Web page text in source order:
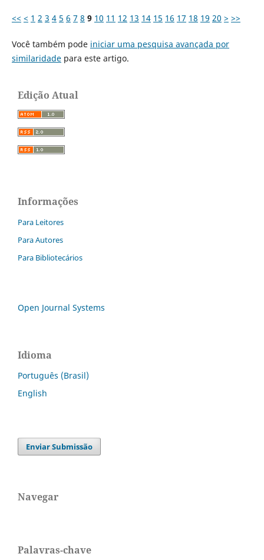
<< < 1 2 3 4 5 6 7 8 9 10 11 12 13 14 15 16 17 18 19 20 > >>
Você também pode iniciar uma pesquisa avançada por
similaridadepara este artigo.
Edição Atual
Informações
Para Leitores
Para Autores
Para Bibliotecários
Open Journal Systems
Idioma
Português (Brasil)
English
Enviar Submissão
Navegar
Palavras-chave